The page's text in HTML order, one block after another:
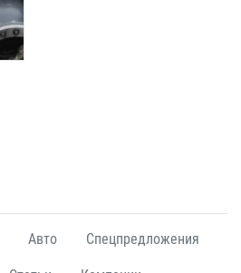
Авто Спецпредложения